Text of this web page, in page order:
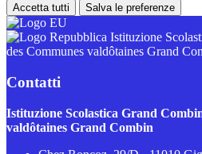
Accetta tutti Salva le preferenze
Istituzione
des Communes valdôtaines Grand
Contatti
Istituzione Scolastica Grand
valdôtaines Grand Combin